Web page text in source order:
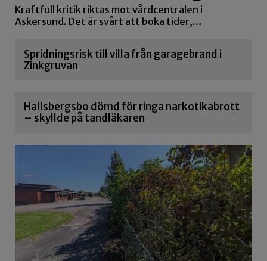
Kraftfull kritik riktas mot vårdcentralen i
Askersund. Det är svårt att boka tider,…
Spridningsrisk till villa från garagebrand i
Zinkgruvan
Hallsbergsbo dömd för ringa narkotikabrott
– skyllde på tandläkaren